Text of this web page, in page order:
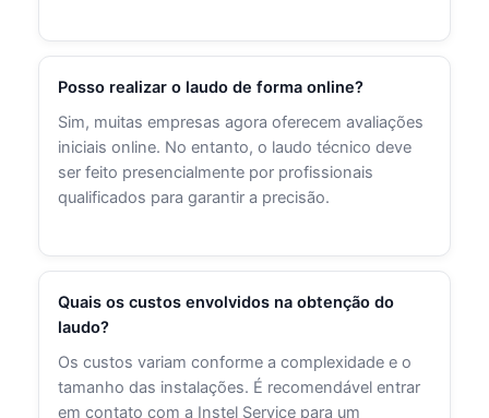
Posso realizar o laudo de forma online?
Sim, muitas empresas agora oferecem avaliações
iniciais online. No entanto, o laudo técnico deve
ser feito presencialmente por profissionais
qualificados para garantir a precisão.
Quais os custos envolvidos na obtenção do
laudo?
Os custos variam conforme a complexidade e o
tamanho das instalações. É recomendável entrar
em contato com a Instel Service para um